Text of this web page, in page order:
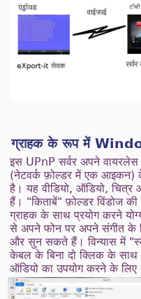
ग्राहक के रूप में
इस UPnP सर्वर अपने वायरलेस
(नेटवर्क फ़ोल्डर में एक आइकन)
है। यह वीडियो, ऑडियो, चित्र
हैं। "किताबें" फ़ोल्डर विंडोज
ग्राहक के साथ प्रयोग करने
से अपने फोन पर अपने संगीत के
और सुन सकते हैं। विन्यास में
केबल के बिना दो क्लिक के साथ
ऑडियो का उपयोग करने के लिए।